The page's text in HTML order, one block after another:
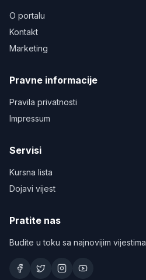
O portalu
Kontakt
Marketing
Pravne informacije
Pravila privatnosti
Impressum
Servisi
Kursna lista
Dojavi vijest
Pratite nas
Budite u toku sa najnovijim vijestima